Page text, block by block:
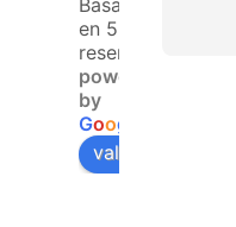
en 53
reseñas.
powered
by
Goog
valóranos en